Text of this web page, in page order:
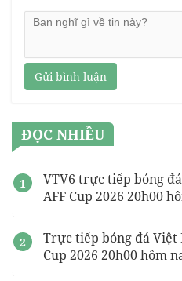
Gửi bình luận
ĐỌC NHIỀU
VTV6 trực tiếp bóng
AFF Cup 2026 20h00
Trực tiếp bóng đá Việt
Cup 2026 20h00 hôm